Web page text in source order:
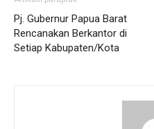
Pj. Gubernur Papua Barat
Rencanakan Berkantor di
Setiap Kabupaten/Kota